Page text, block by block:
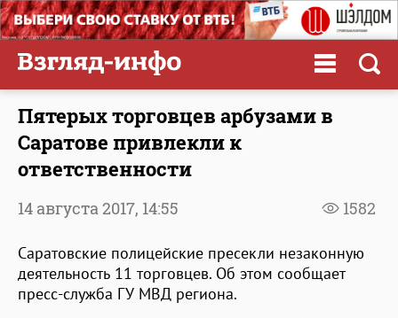
Пятерых торговцев арбузами в
Саратове привлекли к
ответственности
1582
14 августа 2017, 14:55
Саратовские полицейские пресекли незаконную
деятельность 11 торговцев. Об этом сообщает
пресс-служба ГУ МВД региона.